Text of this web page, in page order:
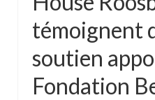
témoignent
soutien
Fondation